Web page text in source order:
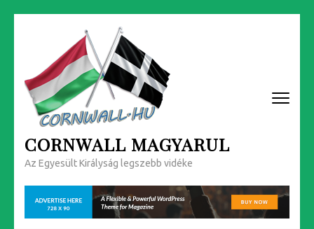
(Press
Enter)
CORNWALL MAGYARUL
Az Egyesült Királyság legszebb vidéke